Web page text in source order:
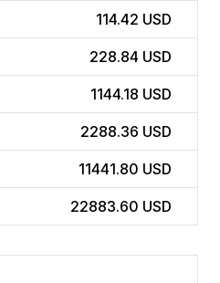
114.42 USD
228.84 USD
1144.18 USD
2288.36 USD
11441.80 USD
22883.60 USD